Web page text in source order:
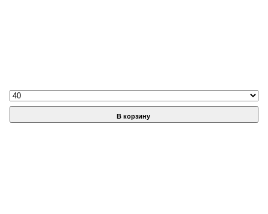
В корзину